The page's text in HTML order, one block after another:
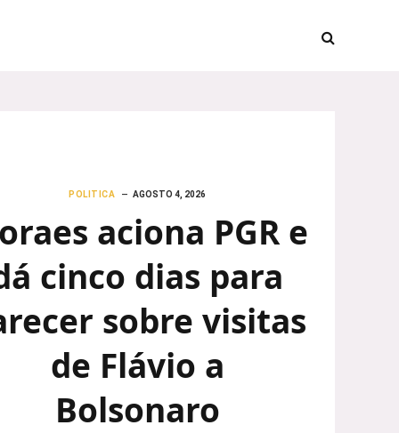
POLITICA AGOSTO 4, 2026
aciona PGR e
cinco dias para
sobre visitas
de Flávio a
Bolsonaro